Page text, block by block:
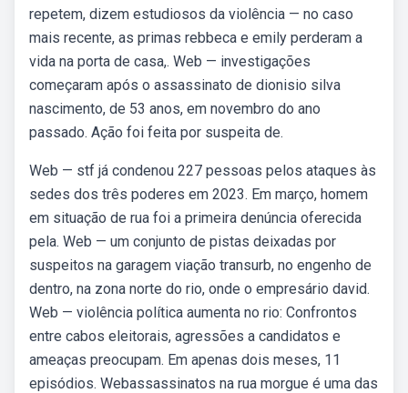
repetem, dizem estudiosos da violência — no caso
mais recente, as primas rebbeca e emily perderam a
vida na porta de casa,. Web — investigações
começaram após o assassinato de dionisio silva
nascimento, de 53 anos, em novembro do ano
passado. Ação foi feita por suspeita de.
Web — stf já condenou 227 pessoas pelos ataques às
sedes dos três poderes em 2023. Em março, homem
em situação de rua foi a primeira denúncia oferecida
pela. Web — um conjunto de pistas deixadas por
suspeitos na garagem viação transurb, no engenho de
dentro, na zona norte do rio, onde o empresário david.
Web — violência política aumenta no rio: Confrontos
entre cabos eleitorais, agressões a candidatos e
ameaças preocupam. Em apenas dois meses, 11
episódios. Webassassinatos na rua morgue é uma das